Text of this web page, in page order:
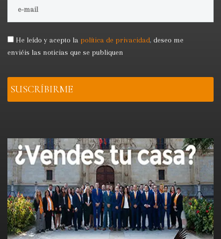
He leído y acepto la política de privacidad, deseo me
enviéis las noticias que se publiquen